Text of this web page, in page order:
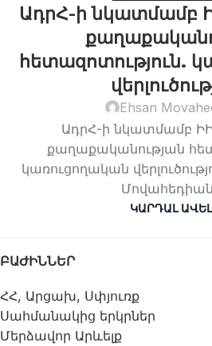
ԱդրՀ-ի նկատմամբ
հետազոտություն.
Ehsan
ԱդրՀ-ի նկատմամբ
քաղաքականության
կառուցողական
Մովահեդիան
ԿԱՐԴԱԼ
ԲԱԺԻՆՆԵՐ
ՀՀ, Արցախ, Սփյուռք
Սահմանակից երկրներ
Մերձավոր Արևելք